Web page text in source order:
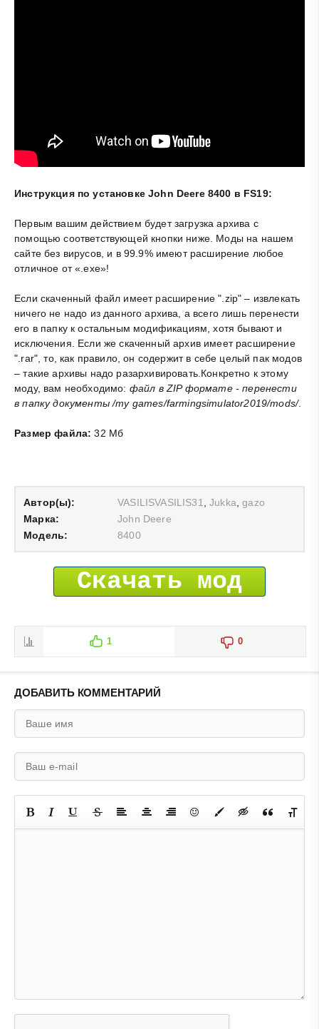
Инструкция по установке John Deere 8400 в FS19:
Первым вашим действием будет загрузка архива с
помощью соответствующей кнопки ниже. Моды на нашем
сайте без вирусов, и в 99.9% имеют расширение любое
отличное от «.exe»!
Если скаченный файл имеет расширение ".zip" – извлекать
ничего не надо из данного архива, а всего лишь перенести
его в папку к остальным модификациям, хотя бывают и
исключения. Если же скаченный архив имеет расширение
".rar", то, как правило, он содержит в себе целый пак модов
– такие архивы надо разархивировать.Конкретно к этому
моду, вам необходимо: файл в ZIP формате - перенести
в папку документы /my games/farmingsimulator2019/mods/.
Размер файла: 32 Мб
Автор(ы): VASILISVASILIS31,Jukka,gazo
Марка:
John Deere
Модель:
8400
Скачать мод
1 0
ДОБАВИТЬ КОММЕНТАРИЙ